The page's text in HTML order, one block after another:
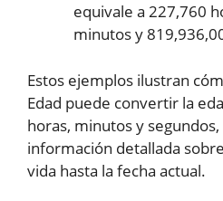
equivale a 227,760
minutos y
Estos ejemplos ilustran
Edad puede convertir la
horas, minutos y
información detallada
vida hasta la fecha actual.